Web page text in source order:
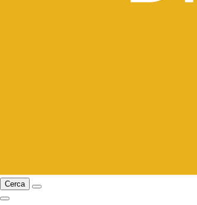
Cerca